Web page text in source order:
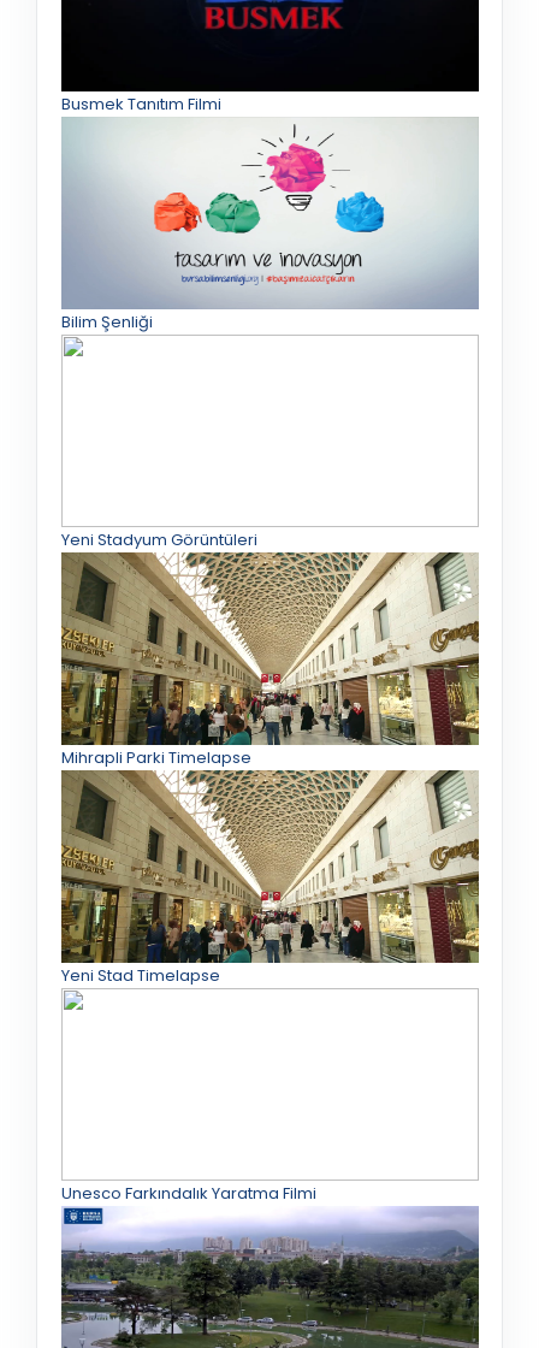
Busmek Tanıtım Filmi
Bilim Şenliği
Yeni Stadyum Görüntüleri
Mihrapli Parki Timelapse
Yeni Stad Timelapse
Unesco Farkındalık Yaratma Filmi